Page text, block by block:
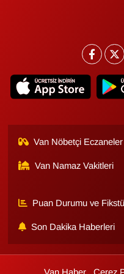
Van Nöbetçi Eczaneler
Van Namaz Vakitleri
Puan Durumu ve
Son Dakika Haberleri
SPOR
TEKNOLOJİ
Turizm
VAN'DA SPOR
Vasıta